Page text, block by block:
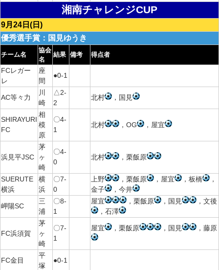
湘南チャレンジCUP
9月24日(日)
優秀選手賞：国見ゆうき
チーム名
協会
名
結果 備考 得点者
FCレガー
レ
座
間
●0-1
AC等々力
川
崎
△2-
2
北村 ，国見
SHIRAYURI
FC
相
模
原
〇4-
1
北村 ，OG ，屋宜
浜見平JSC
茅
ヶ
崎
〇4-
0
北村 ，栗飯原
SUERUTE
横浜
横
浜
〇7-
0
上野 ，栗飯原 ，屋宜 ，板橋
，
金子
，今井
岬陽SC
三
浦
〇8-
1
屋宜 ，栗飯原 ，国見
，文後
，石澤
FC浜須賀
茅
ヶ
崎
〇7-
1
屋宜 ，栗飯原 ，国見 ，藤原
FC金目
平
塚
●0-1